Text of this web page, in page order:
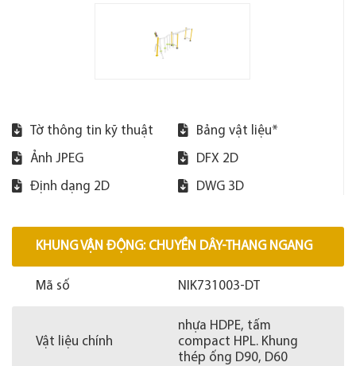
Tờ thông tin kỹ thuật Bảng vật liệu*
Ảnh JPEG DFX 2D
Định dạng 2D DWG 3D
KHUNG VẬN ĐỘNG: CHUYỀN DÂY-THANG NGANG
Mã số NIK731003-DT
Vật liệu chính
nhựa HDPE, tấm
compact HPL. Khung
thép ống D90, D60